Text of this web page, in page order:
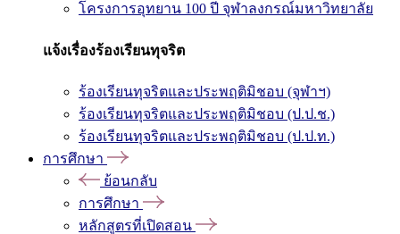
โครงการอุทยาน 100 ปี จุฬาลงกรณ์มหาวิทยาลัย
แจ้งเรื่องร้องเรียนทุจริต
ร้องเรียนทุจริตและประพฤติมิชอบ (จุฬาฯ)
ร้องเรียนทุจริตและประพฤติมิชอบ (ป.ป.ช.)
ร้องเรียนทุจริตและประพฤติมิชอบ (ป.ป.ท.)
การศึกษา
ย้อนกลับ
การศึกษา
หลักสูตรที่เปิดสอน